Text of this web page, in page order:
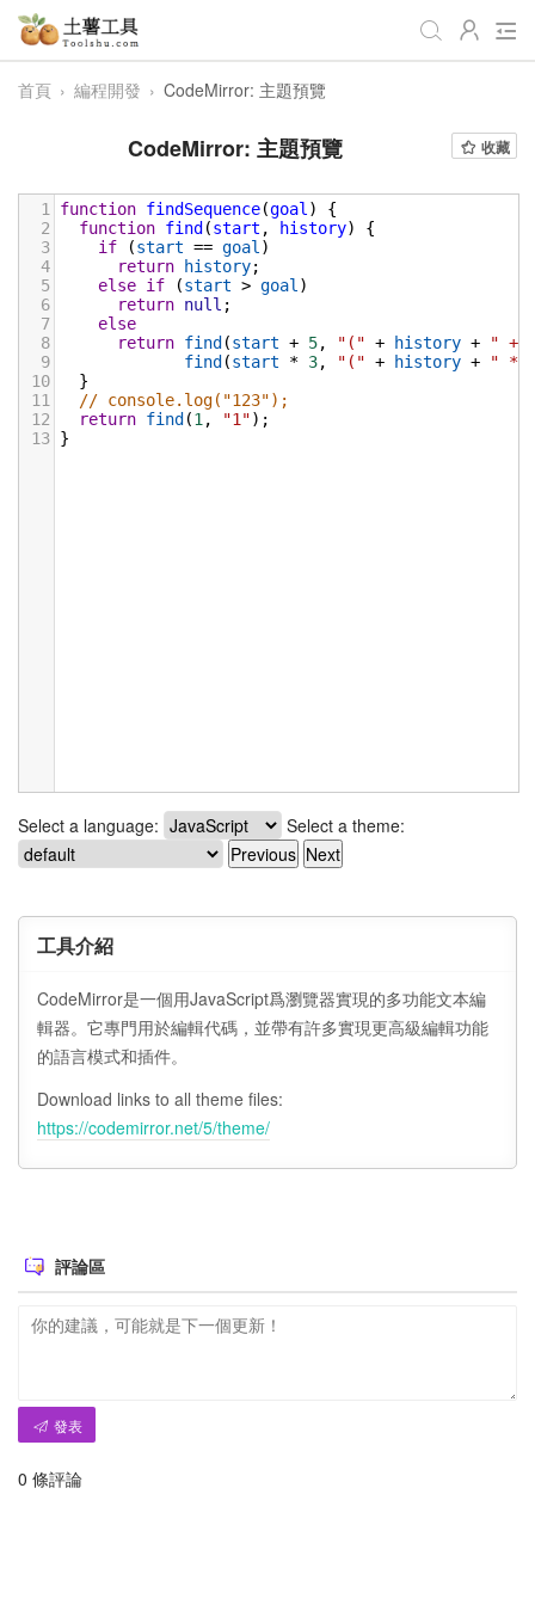
視頻處理
圖像處理 編程開發
編碼加密 趣味休閒
網站導航
首頁 › 編程開發 › CodeMirror: 主題預覽
CodeMirror: 主題預覽 收藏
1 function findSequence(goal ) {
2
function find (start , history) {
3
if (start == goal )
4
return history;
5
else if (start > goal )
6
return null ;
7
else
8
return find (start + 5, "(" + history +
" +
9
find (start * 3, "(" + history +
" *
10
  }
11
// console.log("123");
12
return find (1 , "1");
13 }
Select a language:
Select a theme:
Previous Next
工具介紹
CodeMirror是一個用JavaScript爲瀏覽器實現的多功能文本編
輯器。它專門用於編輯代碼，並帶有許多實現更高級編輯功能
的語言模式和插件。
Download links to all theme files:
https://codemirror.net/5/theme/
評論區
發表
0 條評論